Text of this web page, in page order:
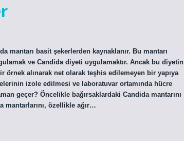
mantarı basit şekerlerden kaynaklanır. Bu mantarı
ve Candida diyeti uygulamaktır. Ancak bu diyetin
alınarak net olarak teşhis edilemeyen bir yapıya
izole edilmesi ve laboratuvar ortamında hücre
geçer? Öncelikle bağırsaklardaki Candida mantarını
mantarlarını, özellikle ağır…